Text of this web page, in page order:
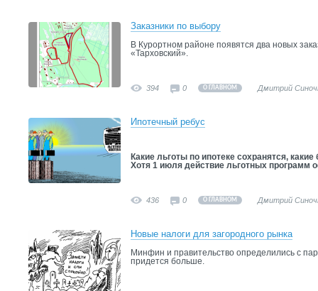
Заказники по выбору
В Курортном районе появятся два новых
«Тарховский».
394 0 О ГЛАВНОМ Дмитрий
Ипотечный ребус
Какие льготы по ипотеке сохранятся,
Хотя 1 июля действие льготных программ
436 0 О ГЛАВНОМ Дмитрий
Новые налоги для загородного рынка
Минфин и правительство определились с
придется больше.